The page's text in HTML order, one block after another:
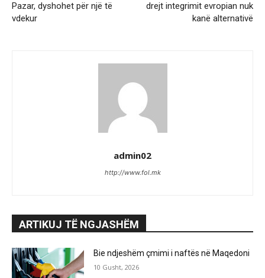
Pazar, dyshohet për një të
vdekur
drejt integrimit evropian nuk
kanë alternativë
admin02
http://www.fol.mk
ARTIKUJ TË NGJASHËM
Bie ndjeshëm çmimi i naftës në Maqedoni
10 Gusht, 2026